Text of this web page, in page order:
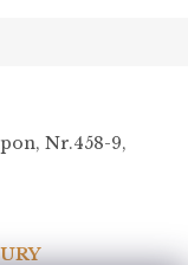
Nr.458-9,